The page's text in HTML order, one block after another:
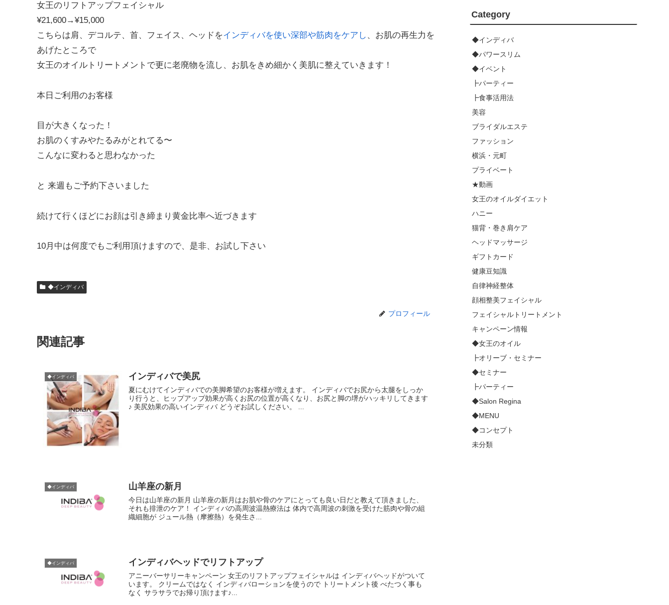
女王のリフトアップフェイシャル
¥21,600→¥15,000
こちらは肩、デコルテ、首、フェイス、ヘッドをインディバを使い深部や筋肉をケアし 、お肌の再生力を
あげたところで
女王のオイルトリートメントで更に老廃物を流し、お肌をきめ細かく美肌に整えていきます！
本日ご利用のお客様
目が大きくなった！
お肌のくすみやたるみがとれてる〜
こんなに変わると思わなかった
と 来週もご予約下さいました
続けて行くほどにお顔は引き締まり黄金比率へ近づきます
10月中は何度でもご利用頂けますので、是非、お試し下さい
◆インディバ
プロフィール
関連記事
◆インディバ インディバで美尻
夏にむけてインディバでの美脚希望のお客様が増えます。 インディバでお尻から太腿をしっか
り行うと、ヒップアップ効果が高くお尻の位置が高くなり、お尻と脚の堺がハッキリしてきます
♪ 美尻効果の高いインディバ どうぞお試しください。 ...
◆インディバ 山羊座の新月
今日は山羊座の新月 山羊座の新月はお肌や骨のケアにとっても良い日だと教えて頂きました、
それも排泄のケア！ インディバの高周波温熱療法は 体内で高周波の刺激を受けた筋肉や骨の組
織細胞が ジュール熱（摩擦熱）を発生さ...
◆インディバ インディバヘッドでリフトアップ
アニーバーサリーキャンペーン 女王のリフトアップフェイシャルは インディバヘッドがついて
います。 クリームではなく インディバローションを使うので トリートメント後 べたつく事も
なく サラサラでお帰り頂けます♪...
Category
◆インディバ
◆パワースリム
◆イベント
┣パーティー
┣食事活用法
美容
ブライダルエステ
ファッション
横浜・元町
プライベート
★動画
女王のオイルダイエット
ハニー
猫背・巻き肩ケア
ヘッドマッサージ
ギフトカード
健康豆知識
自律神経整体
顔相整美フェイシャル
フェイシャルトリートメント
キャンペーン情報
◆女王のオイル
┣オリーブ・セミナー
◆セミナー
┣パーティー
◆Salon Regina
◆MENU
◆コンセプト
未分類